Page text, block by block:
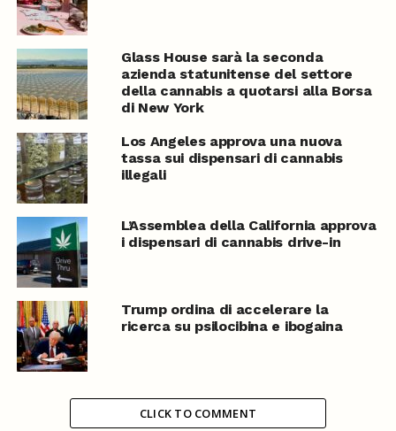
Glass House sarà la seconda
azienda statunitense del settore
della cannabis a quotarsi alla Borsa
di New York
Los Angeles approva una nuova
tassa sui dispensari di cannabis
illegali
L’Assemblea della California approva
i dispensari di cannabis drive-in
Trump ordina di accelerare la
ricerca su psilocibina e ibogaina
CLICK TO COMMENT